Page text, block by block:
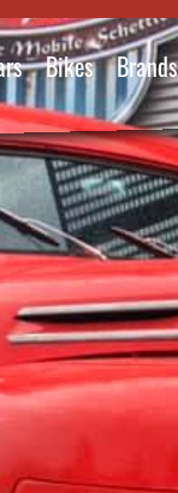
Bikes Brands